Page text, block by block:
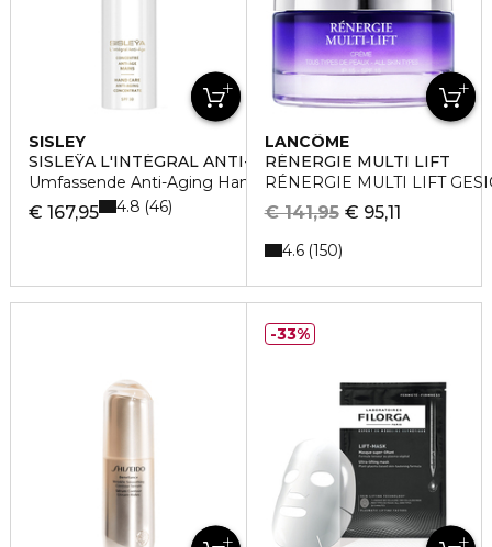
SISLEY
SISLEŸA L'INTÉGRAL ANTI-ÂGE
Umfassende Anti-Aging Handpflege
€ 167,95 4.8 46
LANCÔME
RÉNERGIE MULTI LIFT
RÉNERGIE MULTI LIFT
€ 95,11
€ 141,95
4.6 150
33%